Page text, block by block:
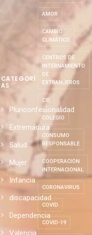
CATEGORÍ
AS
Pluriconfesionalidad
Extremadura
Salud
Mujer
Infancia
discapacidad
Dependencia
Valencia
AMOR
CAMBIO
CLIMÁTICO
CENTROS DE
INTERNAMIENTO
DE
EXTRANJEROS
CIE
COLEGIO
CONSUMO
RESPONSABLE
COOPERACIÓN
INTERNACIONAL
CORONAVIRUS
COVID
COVID-19